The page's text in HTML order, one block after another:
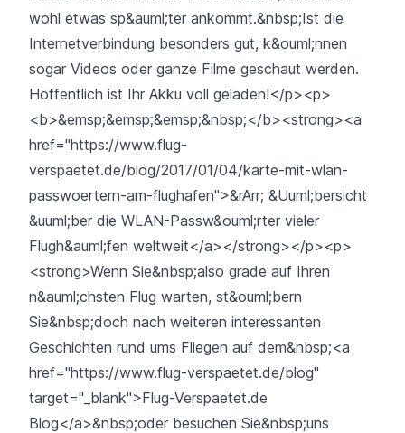
wohl etwas sp&auml;ter ankommt.&nbsp;Ist die
Internetverbindung besonders gut, k&ouml;nnen
sogar Videos oder ganze Filme geschaut werden.
Hoffentlich ist Ihr Akku voll geladen!</p><p>
<b>&emsp;&emsp;&emsp;&nbsp;</b><strong><a
href="https://www.flug-
verspaetet.de/blog/2017/01/04/karte-mit-wlan-
passwoertern-am-flughafen">&rArr; &Uuml;bersicht
&uuml;ber die WLAN-Passw&ouml;rter vieler
Flugh&auml;fen weltweit</a></strong></p><p>
<strong>Wenn Sie&nbsp;also grade auf Ihren
n&auml;chsten Flug warten, st&ouml;bern
Sie&nbsp;doch nach weiteren interessanten
Geschichten rund ums Fliegen auf dem&nbsp;<a
href="https://www.flug-verspaetet.de/blog"
target="_blank">Flug-Verspaetet.de
Blog</a>&nbsp;oder besuchen Sie&nbsp;uns